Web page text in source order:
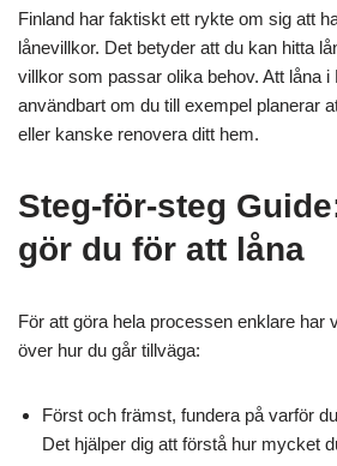
Finland har faktiskt ett rykte om sig att
lånevillkor. Det betyder att du kan hitta
villkor som passar olika behov. Att låna i
användbart om du till exempel planerar
eller kanske renovera ditt hem.
Steg-för-steg
gör du för att låna
För att göra hela processen enklare har
över hur du går tillväga:
Först och främst, fundera på varför
Det hjälper dig att förstå hur mycket